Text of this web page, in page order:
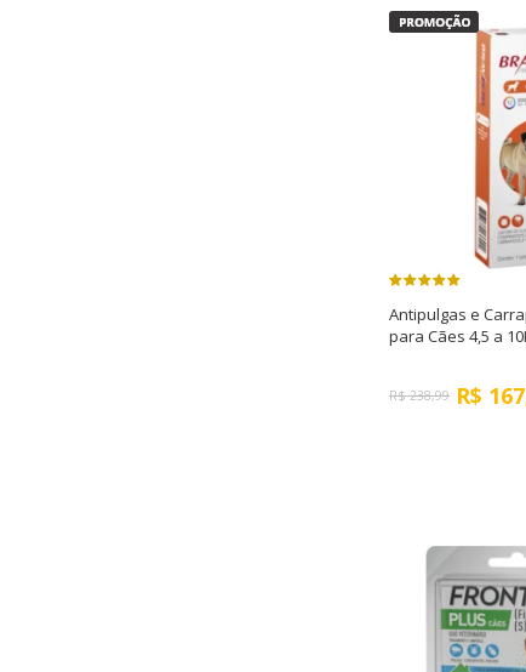
Antipulgas e
para Cães 4,5 a
R$ 238,99 R$